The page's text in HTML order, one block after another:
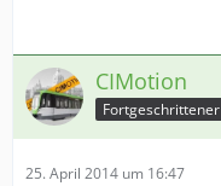
CIMotion
Fortgeschrittener
25. April 2014 um 16:47